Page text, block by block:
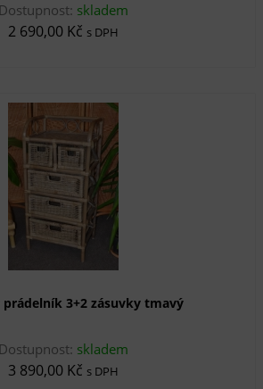
Dostupnost: skladem
2 690,00 Kč s DPH
prádelník 3+2 zásuvky tmavý
Dostupnost: skladem
3 890,00 Kč s DPH